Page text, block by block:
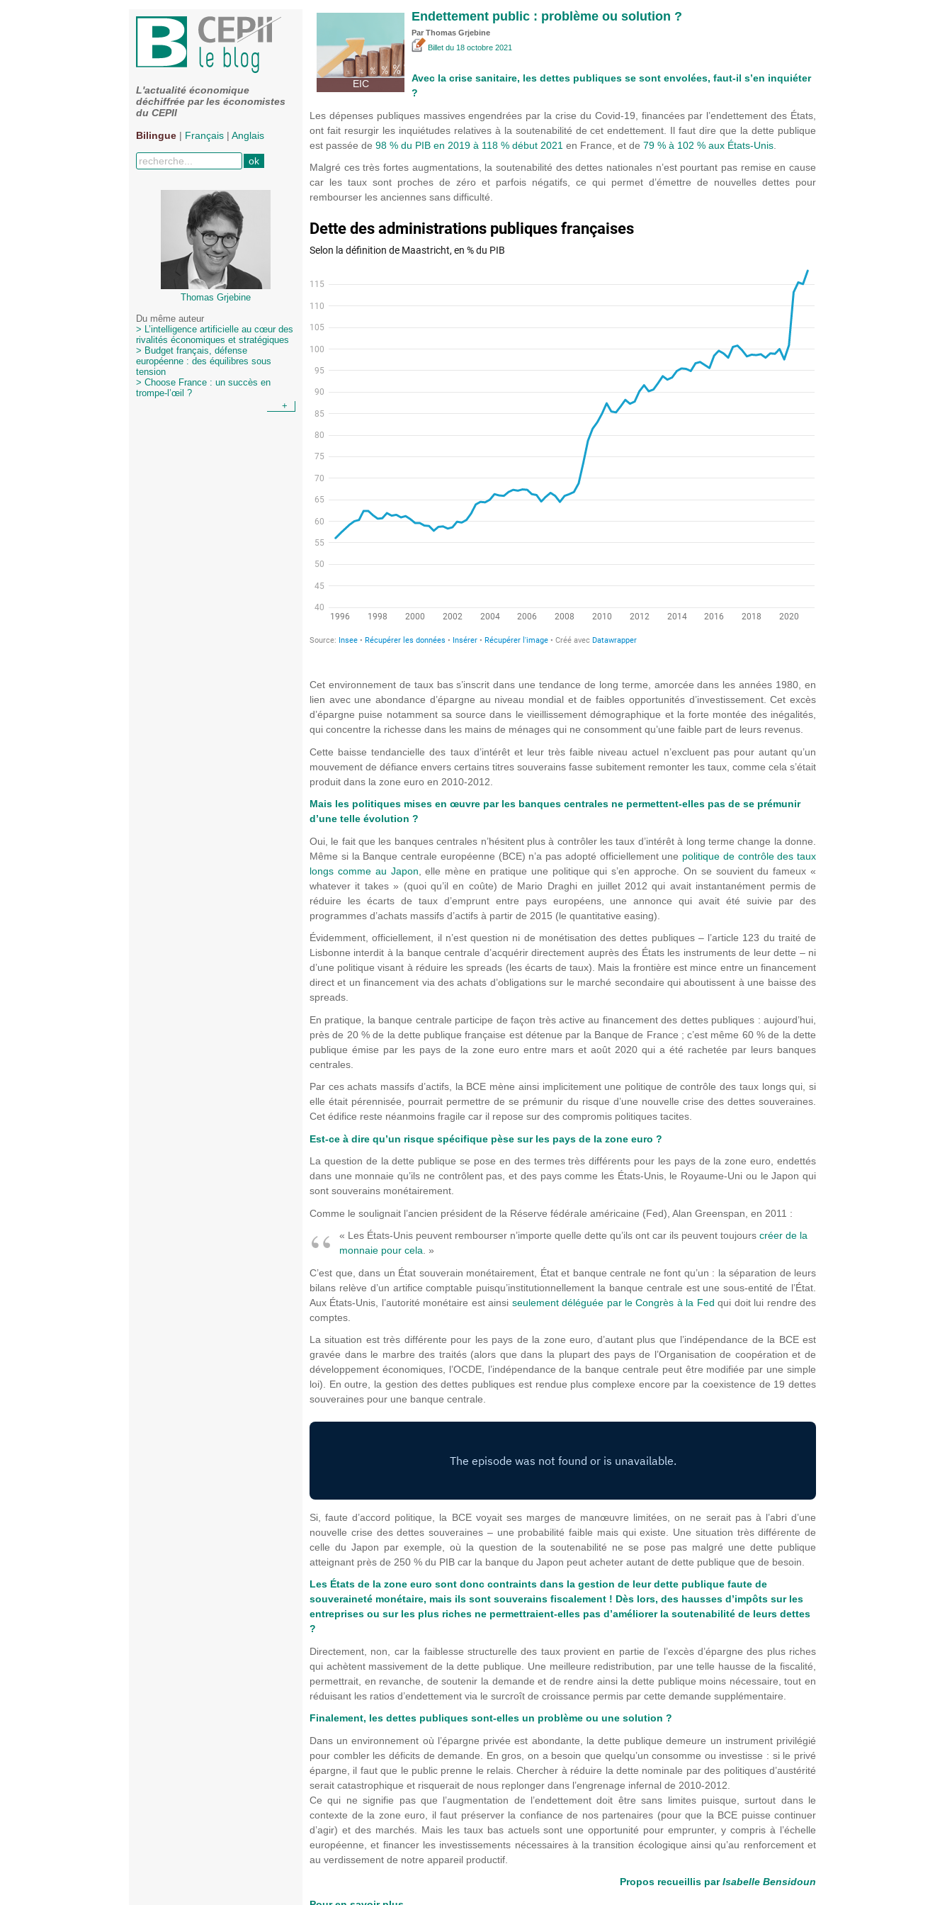
L'actualité économique
déchiffrée par les économistes
du CEPII
Bilingue | Français | Anglais
Thomas Grjebine
Du même auteur
> L’intelligence artificielle au cœur des
rivalités économiques et stratégiques
> Budget français, défense
européenne : des équilibres sous
tension
> Choose France : un succès en
trompe-l’œil ?
+
EIC
Endettement public : problème ou solution ?
Par Thomas Grjebine
Billet du 18 octobre 2021
Avec la crise sanitaire, les dettes publiques se sont envolées, faut-il s’en inquiéter
?
Les dépenses publiques massives engendrées par la crise du Covid-19, financées par l’endettement des États,
ont fait resurgir les inquiétudes relatives à la soutenabilité de cet endettement. Il faut dire que la dette publique
est passée de 98 % du PIB en 2019 à 118 % début 2021 en France, et de 79 % à 102 % aux États-Unis
Malgré ces très fortes augmentations, la soutenabilité des dettes nationales n’est pourtant pas remise en cause
car les taux sont proches de zéro et parfois négatifs, ce qui permet d’émettre de nouvelles dettes pour
rembourser les anciennes sans difficulté.
Cet environnement de taux bas s’inscrit dans une tendance de long terme, amorcée dans les années 1980, en
lien avec une abondance d’épargne au niveau mondial et de faibles opportunités d’investissement. Cet excès
d’épargne puise notamment sa source dans le vieillissement démographique et la forte montée des inégalités,
qui concentre la richesse dans les mains de ménages qui ne consomment qu’une faible part de leurs revenus.
Cette baisse tendancielle des taux d’intérêt et leur très faible niveau actuel n’excluent pas pour autant qu’un
mouvement de défiance envers certains titres souverains fasse subitement remonter les taux, comme cela s’était
produit dans la zone euro en 2010-2012.
Mais les politiques mises en œuvre par les banques centrales ne permettent-elles pas de se prémunir
d’une telle évolution ?
Oui, le fait que les banques centrales n’hésitent plus à contrôler les taux d’intérêt à long terme change la donne.
Même si la Banque centrale européenne (BCE) n’a pas adopté officiellement une politique de contrôle des taux
longs comme au Japon , elle mène en pratique une politique qui s’en approche. On se souvient du fameux «
whatever it takes » (quoi qu’il en coûte) de Mario Draghi en juillet 2012 qui avait instantanément permis de
réduire les écarts de taux d’emprunt entre pays européens, une annonce qui avait été suivie par des
programmes d’achats massifs d’actifs à partir de 2015 (le quantitative easing).
Évidemment, officiellement, il n’est question ni de monétisation des dettes publiques – l’article 123 du traité de
Lisbonne interdit à la banque centrale d’acquérir directement auprès des États les instruments de leur dette – ni
d’une politique visant à réduire les spreads (les écarts de taux). Mais la frontière est mince entre un financement
direct et un financement via des achats d’obligations sur le marché secondaire qui aboutissent à une baisse des
spreads.
En pratique, la banque centrale participe de façon très active au financement des dettes publiques : aujourd’hui,
près de 20 % de la dette publique française est détenue par la Banque de France ; c’est même 60 % de la dette
publique émise par les pays de la zone euro entre mars et août 2020 qui a été rachetée par leurs banques
centrales.
Par ces achats massifs d’actifs, la BCE mène ainsi implicitement une politique de contrôle des taux longs qui, si
elle était pérennisée, pourrait permettre de se prémunir du risque d’une nouvelle crise des dettes souveraines.
Cet édifice reste néanmoins fragile car il repose sur des compromis politiques tacites.
Est-ce à dire qu’un risque spécifique pèse sur les pays de la zone euro ?
La question de la dette publique se pose en des termes très différents pour les pays de la zone euro, endettés
dans une monnaie qu’ils ne contrôlent pas, et des pays comme les États-Unis, le Royaume-Uni ou le Japon qui
sont souverains monétairement.
Comme le soulignait l’ancien président de la Réserve fédérale américaine (Fed), Alan Greenspan, en 2011 :
« Les États-Unis peuvent rembourser n’importe quelle dette qu’ils ont car ils peuvent toujours créer de la
monnaie pour cela. »
C’est que, dans un État souverain monétairement, État et banque centrale ne font qu’un : la séparation de leurs
bilans relève d’un artifice comptable puisqu’institutionnellement la banque centrale est une sous-entité de l’État.
Aux États-Unis, l’autorité monétaire est ainsi seulement déléguée par le Congrès à la Fed qui doit lui rendre des
comptes.
La situation est très différente pour les pays de la zone euro, d’autant plus que l’indépendance de la BCE est
gravée dans le marbre des traités (alors que dans la plupart des pays de l’Organisation de coopération et de
développement économiques, l’OCDE, l’indépendance de la banque centrale peut être modifiée par une simple
loi). En outre, la gestion des dettes publiques est rendue plus complexe encore par la coexistence de 19 dettes
souveraines pour une banque centrale.
Si, faute d’accord politique, la BCE voyait ses marges de manœuvre limitées, on ne serait pas à l’abri d’une
nouvelle crise des dettes souveraines – une probabilité faible mais qui existe. Une situation très différente de
celle du Japon par exemple, où la question de la soutenabilité ne se pose pas malgré une dette publique
atteignant près de 250 % du PIB car la banque du Japon peut acheter autant de dette publique que de besoin.
Les États de la zone euro sont donc contraints dans la gestion de leur dette publique faute de
souveraineté monétaire, mais ils sont souverains fiscalement ! Dès lors, des hausses d’impôts sur les
entreprises ou sur les plus riches ne permettraient-elles pas d’améliorer la soutenabilité de leurs dettes
?
Directement, non, car la faiblesse structurelle des taux provient en partie de l’excès d’épargne des plus riches
qui achètent massivement de la dette publique. Une meilleure redistribution, par une telle hausse de la fiscalité,
permettrait, en revanche, de soutenir la demande et de rendre ainsi la dette publique moins nécessaire, tout en
réduisant les ratios d’endettement via le surcroît de croissance permis par cette demande supplémentaire.
Finalement, les dettes publiques sont-elles un problème ou une solution ?
Dans un environnement où l’épargne privée est abondante, la dette publique demeure un instrument privilégié
pour combler les déficits de demande. En gros, on a besoin que quelqu’un consomme ou investisse : si le privé
épargne, il faut que le public prenne le relais. Chercher à réduire la dette nominale par des politiques d’austérité
serait catastrophique et risquerait de nous replonger dans l’engrenage infernal de 2010-2012.
Ce qui ne signifie pas que l’augmentation de l’endettement doit être sans limites puisque, surtout dans le
contexte de la zone euro, il faut préserver la confiance de nos partenaires (pour que la BCE puisse continuer
d’agir) et des marchés. Mais les taux bas actuels sont une opportunité pour emprunter, y compris à l’échelle
européenne, et financer les investissements nécessaires à la transition écologique ainsi qu’au renforcement et
au verdissement de notre appareil productif.
Propos recueillis parIsabelle Bensidoun